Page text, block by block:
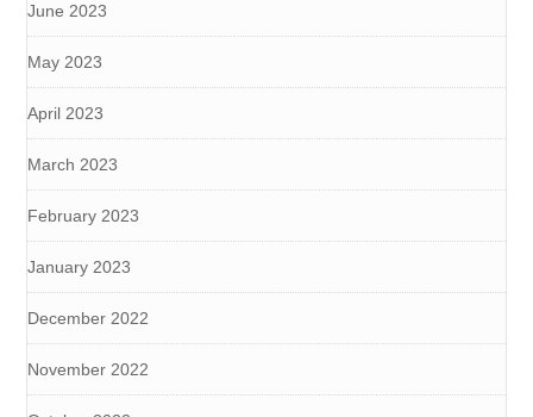
June 2023
May 2023
April 2023
March 2023
February 2023
January 2023
December 2022
November 2022